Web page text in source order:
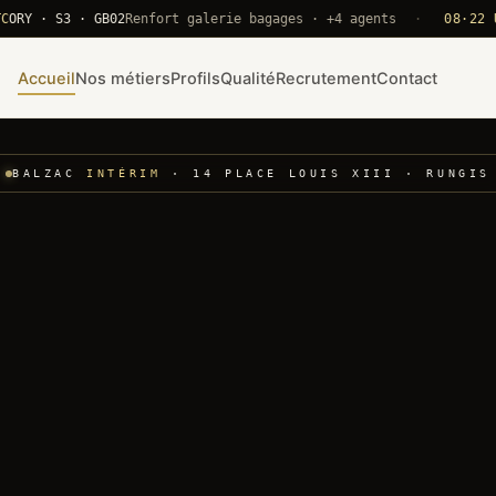
· S3 · GB02Renfort galerie bagages · +4 agents · 08·22 UTC
AccueilNos métiersProfilsQualitéRecrutementContact
BALZAC INTÉRIM · 14 PLACE LOUIS XIII · RUNGIS